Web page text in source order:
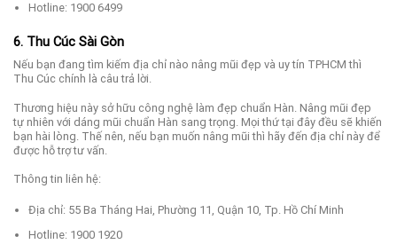
Hotline: 1900 6499
6. Thu Cúc Sài Gòn
Nếu bạn đang tìm kiếm địa chỉ nào nâng mũi đẹp và uy tín TPHCM thì
Thu Cúc chính là câu trả lời.
Thương hiệu này sở hữu công nghệ làm đẹp chuẩn Hàn. Nâng mũi đẹp
tự nhiên với dáng mũi chuẩn Hàn sang trọng. Mọi thứ tại đây đều sẽ khiến
bạn hài lòng. Thế nên, nếu bạn muốn nâng mũi thì hãy đến địa chỉ này để
được hỗ trợ tư vấn.
Thông tin liên hệ:
Địa chỉ: 55 Ba Tháng Hai, Phường 11, Quận 10, Tp. Hồ Chí Minh
Hotline: 1900 1920